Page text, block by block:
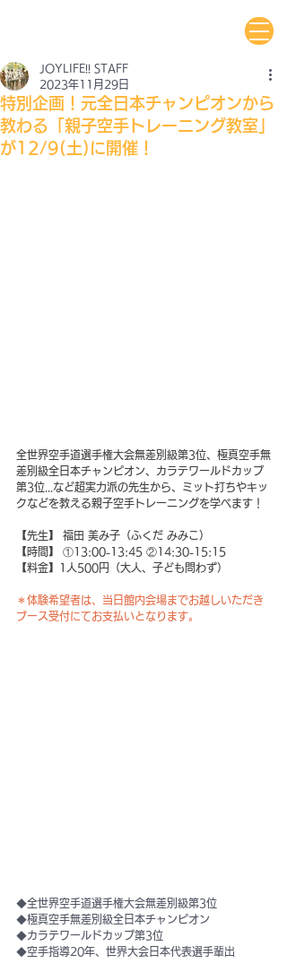
特別企画！元全日本チャンピオンから
教わる「親子空手トレーニング教室」
が12/9(土)に開催！
JOYLIFE!! STAFF
2023年11月29日
全世界空手道選手権大会無差別級第3位、極真空手無
差別級全日本チャンピオン、カラテワールドカップ
第3位...など超実力派の先生から、ミット打ちやキッ
クなどを教える親子空手トレーニングを学べます！
【先生】 福田 美み子（ふくだ みみこ）
【時間】 ①13:00-13:45 ②14:30-15:15
【料金】1人500円（大人、子ども問わず）
＊体験希望者は、当日館内会場までお越しいただき
ブース受付にてお支払いとなります。
◆全世界空手道選手権大会無差別級第3位
◆極真空手無差別級全日本チャンピオン
◆カラテワールドカップ第3位
◆空手指導20年、世界大会日本代表選手輩出